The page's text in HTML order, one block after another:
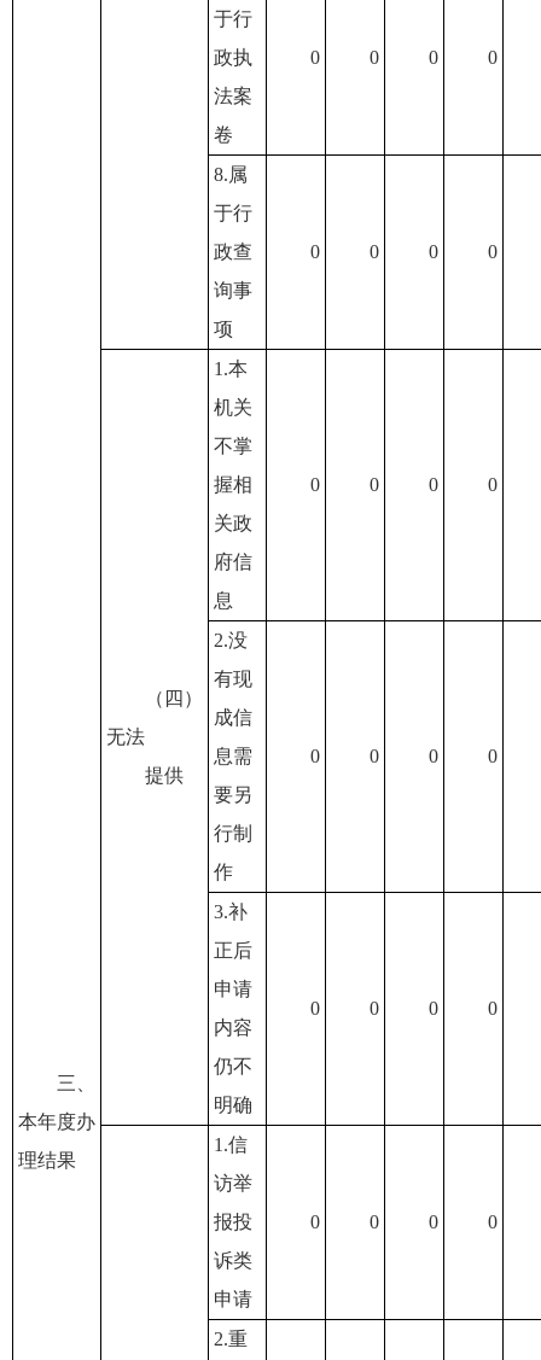
三、
本年度办
理结果
于行
政执
法案
卷
0 0 0 0
8.属
于行
政查
询事
项
0 0 0 0
（四）
无法
提供
1.本
机关
不掌
握相
关政
府信
息
0 0 0 0
2.没
有现
成信
息需
要另
行制
作
0 0 0 0
3.补
正后
申请
内容
仍不
明确
0 0 0 0
1.信
访举
报投
诉类
申请
0 0 0 0
2.重